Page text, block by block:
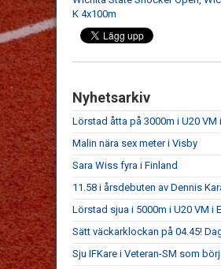
K 4x100m
Nyhetsarkiv
Lörstad åtta på 3000m i U20 VM
Malin nära sex meter i Visby
Sara Wiss fyra i Finland
11.58 i årsdebuten av Dennis
Lörstad sjua i 5000m i U20 VM i
Sätt väckarklockan på 04.45!
Sju IFKare i Veteran-SM som